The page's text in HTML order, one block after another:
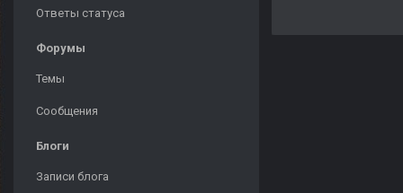
Ответы статуса
Форумы
Темы
Сообщения
Блоги
Записи блога